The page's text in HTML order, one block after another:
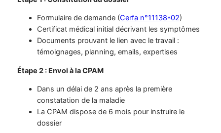
Formulaire de demande (Cerfa n°11138*02)
Certificat médical initial décrivant les symptômes
Documents prouvant le lien avec le travail :
témoignages, planning, emails, expertises
Étape 2 : Envoi à la CPAM
Dans un délai de 2 ans après la première
constatation de la maladie
La CPAM dispose de 6 mois pour instruire le
dossier